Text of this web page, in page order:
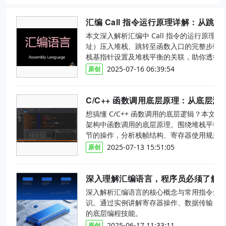
汇编 Call 指令运行原理详解：从跳转
本文深入解析汇编中 Call 指令的运行原理
址）压入堆栈、跳转至函数入口的完整步骤
栈基指针设置及堆栈平衡的关联，助你透彻
原创 2025-07-16 06:39:54
想搞懂 C/C++ 函数调用的底层逻辑？本文
架构中函数调用的底层原理。围绕堆栈平衡
节的操作，分析栈帧结构、寄存器使用规则
透函数调用本质。
原创 2025-07-13 15:51:05
深入理解汇编语言，程序员必须了解
深入解析汇编语言的核心概念与常用指令集
识。通过实例讲解寄存器操作、数据传输、
的底层编程技能。